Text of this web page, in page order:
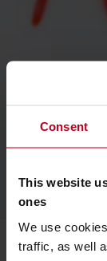
Consent
This website
ones
We use
traffic, as well